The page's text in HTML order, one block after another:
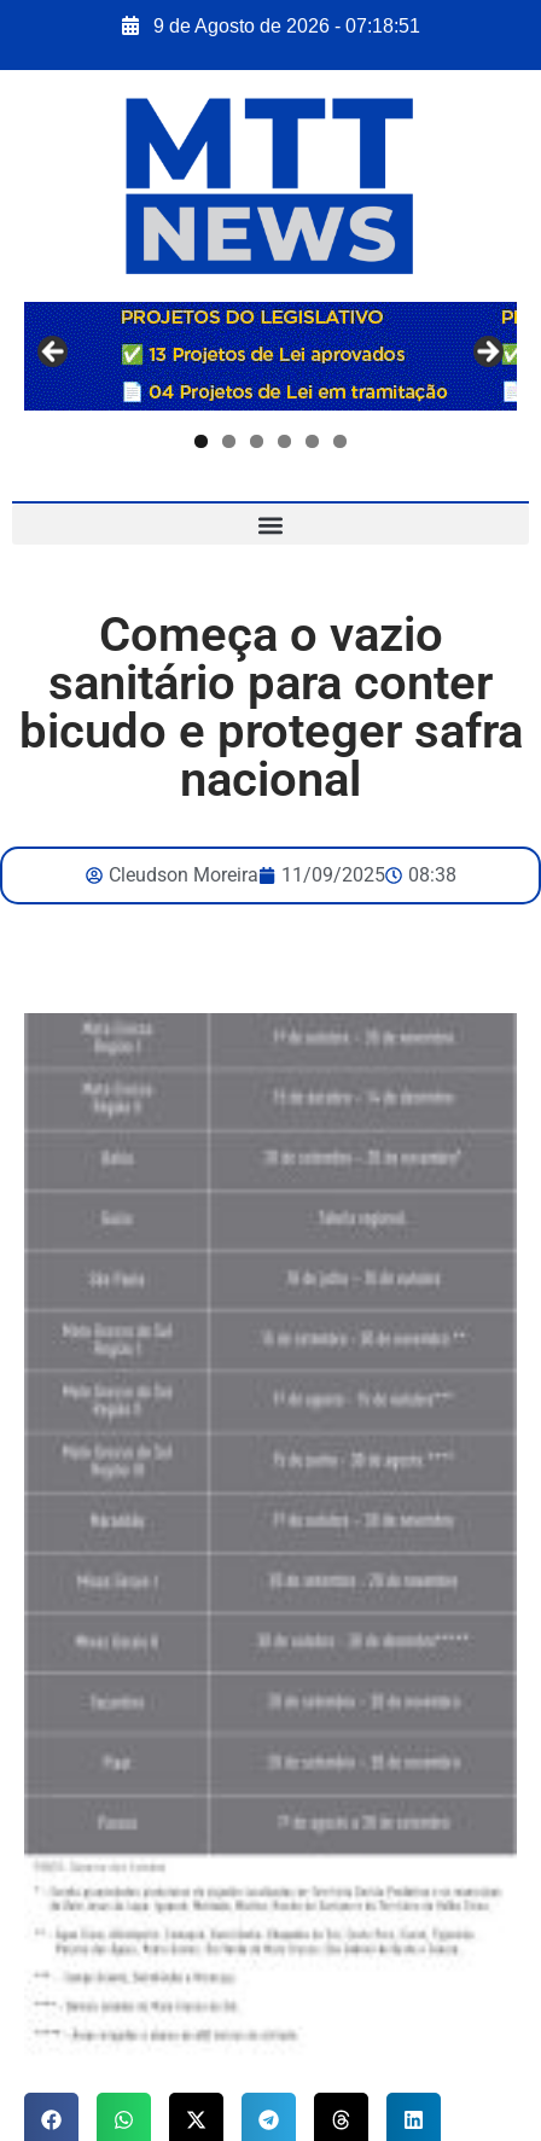
9 de Agosto de 2026 - 07:18:52
Começa o vazio
sanitário para conter
bicudo e proteger safra
nacional
Cleudson Moreira 11/09/2025 08:38